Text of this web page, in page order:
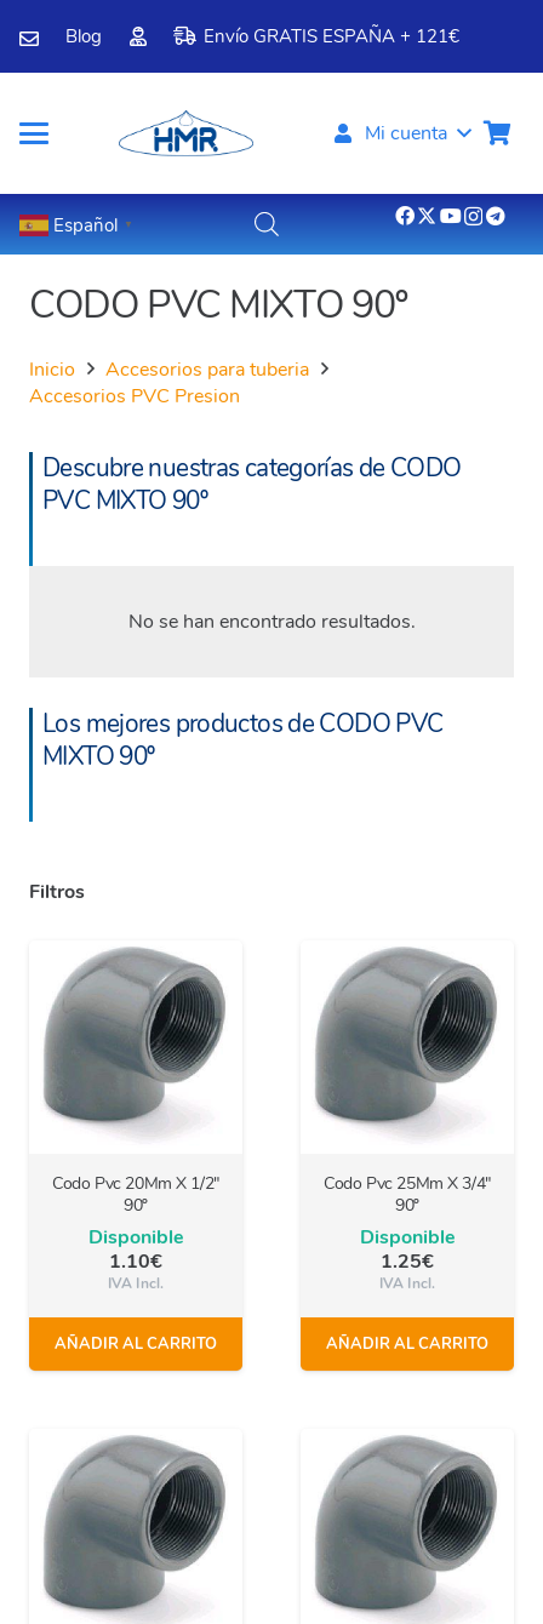
Blog Envío GRATIS ESPAÑA + 121€
Mi cuenta
Español ▼
CODO PVC MIXTO 90º
Inicio
Accesorios para tuberia
Accesorios PVC Presion
Descubre nuestras categorías de CODO
PVC MIXTO 90º
No se han encontrado resultados.
Los mejores productos de CODO PVC
MIXTO 90º
Filtros
Codo Pvc 20Mm X 1/2″
90º
Disponible
1.10€
IVA Incl.
AÑADIR AL CARRITO
Codo Pvc 25Mm X 3/4″
90º
Disponible
1.25€
IVA Incl.
AÑADIR AL CARRITO